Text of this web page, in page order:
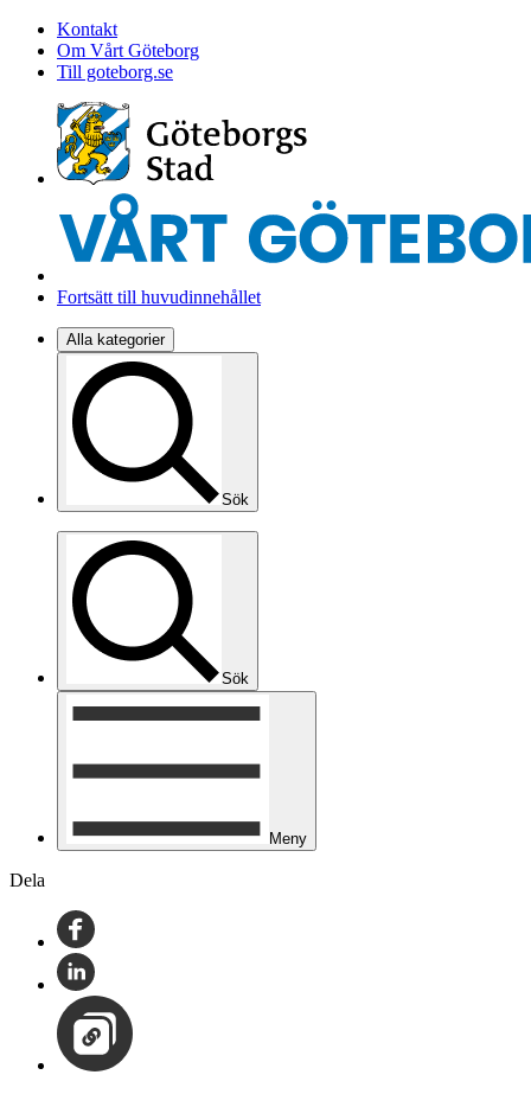
Kontakt
Om Vårt Göteborg
Till goteborg.se
Fortsätt till huvudinnehållet
Alla kategorier
Sök
Sök
Meny
Dela